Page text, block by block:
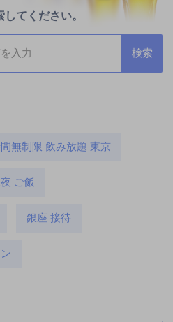
てください。
無制限 飲み放題 東京
ご飯
銀座 接待